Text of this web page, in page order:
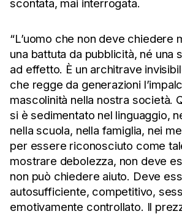
scontata, mai interrogata.
“L’uomo che non deve chiedere
una battuta da pubblicità, né una
ad effetto. È un architrave
che regge da generazioni
mascolinità nella nostra società.
si è sedimentato nel linguaggio,
nella scuola, nella famiglia, nei
per essere riconosciuto come
mostrare debolezza, non deve
non può chiedere aiuto. Deve
autosufficiente, competitivo,
emotivamente controllato. Il